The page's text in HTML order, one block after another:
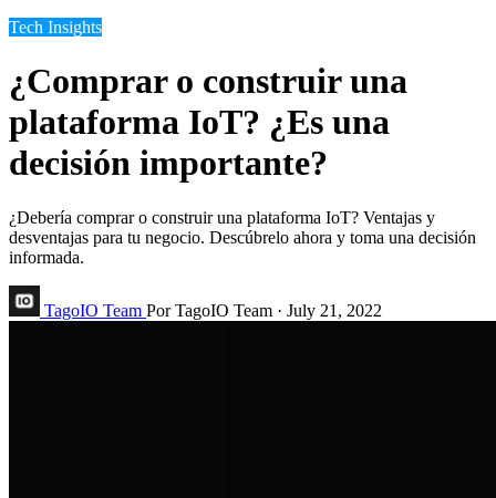
Tech Insights
¿Comprar o construir una
plataforma IoT? ¿Es una
decisión importante?
¿Debería comprar o construir una plataforma IoT? Ventajas y
desventajas para tu negocio. Descúbrelo ahora y toma una decisión
informada.
TagoIO Team Por TagoIO Team · July 21, 2022